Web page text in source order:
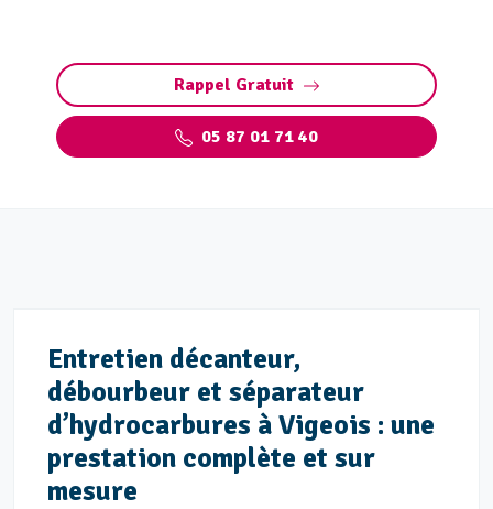
Rappel Gratuit
05 87 01 71 40
Entretien décanteur,
débourbeur et séparateur
d’hydrocarbures à Vigeois : une
prestation complète et sur
mesure